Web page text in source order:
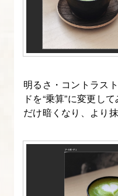
明るさ・コントラス
ドを“乗算”に変更し
だけ暗くなり、より